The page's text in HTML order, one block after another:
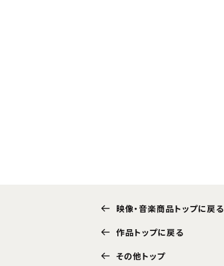
映像・音楽商品トップに戻る
作品トップに戻る
その他トップ